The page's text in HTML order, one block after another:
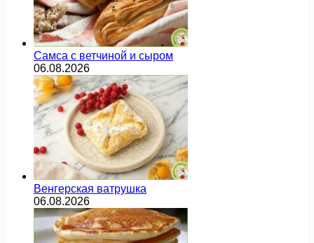
Самса с ветчиной и сыром
06.08.2026
Венгерская ватрушка
06.08.2026